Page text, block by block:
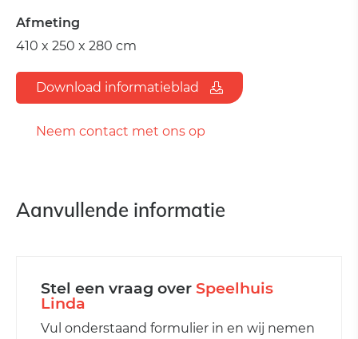
Afmeting
410 x 250 x 280 cm
Download informatieblad
Neem contact met ons op
Aanvullende informatie
Stel een vraag over Speelhuis
Linda
Vul onderstaand formulier in en wij nemen